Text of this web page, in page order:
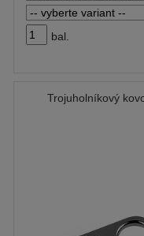
bal.
Trojuholníkový